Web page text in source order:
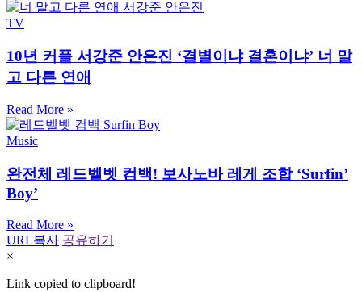
TV
10년 커플 서강준 안은진 ‘결별이냐 결혼이냐’ 너 말
고 다른 연애
Read More »
Music
완전체 레드벨벳 컴백! 보사노바 레게 조합 ‘Surfin’
Boy’
Read More »
URL복사 공유하기
×
Link copied to clipboard!